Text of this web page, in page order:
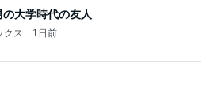
大学時代の友人
クス 1日前